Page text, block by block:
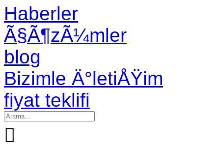
Haberler
Ã§Ã¶zÃ¼mler
blog
Bizimle Ä°letiÅŸim
fiyat teklifi
